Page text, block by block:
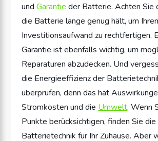
undGarantie der Batterie. Achten Sie
die Batterie lange genug hält, um Ihren
Investitionsaufwand zu rechtfertigen.
Garantie ist ebenfalls wichtig, um
Reparaturen abzudecken. Und
die Energieeffizienz der
überprüfen, denn das hat
Stromkosten und die Umwelt. Wenn
Punkte berücksichtigen, finden Sie die
Batterietechnik für Ihr Zuhause. Aber